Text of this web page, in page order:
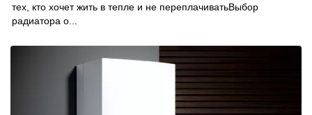
тех, кто хочет жить в тепле и не переплачиватьВыбор
радиатора о...